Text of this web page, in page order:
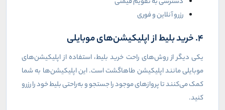
رزرو آنلاین و فوری
۴. خرید بلیط از اپلیکیشن‌های موبایلی
یکی دیگر از روش‌های راحت خرید بلیط، استفاده از اپلیکیشن‌های
موبایلی مانند اپلیکیشن طاهاگشت است. این اپلیکیشن‌ها به شما
کمک می‌کنند تا پروازهای موجود را جستجو و به‌راحتی بلیط خود را رزرو
کنید.